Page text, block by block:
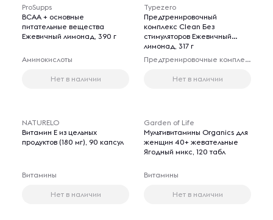
ProSupps
BCAA + основные
питательные вещества
Ежевичный лимонад, 390 г
Аминокислоты
Нет в наличии
Typezero
Предтренировочный
комплекс Clean Без
стимуляторов Ежевичный
лимонад, 317 г
Предтренировочные комплексы
Нет в наличии
NATURELO
Витамин E из цельных
продуктов (180 мг), 90 капсул
Витамины
Нет в наличии
Garden of Life
Мультивитамины Organics для
женщин 40+ жевательные
Ягодный микс, 120 табл
Витамины
Нет в наличии